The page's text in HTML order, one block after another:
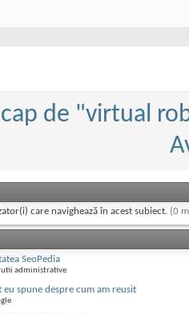
de "virtual
care navighează în acest subiect. (0
SeoPedia
administrative
eu spune despre cum am reusit